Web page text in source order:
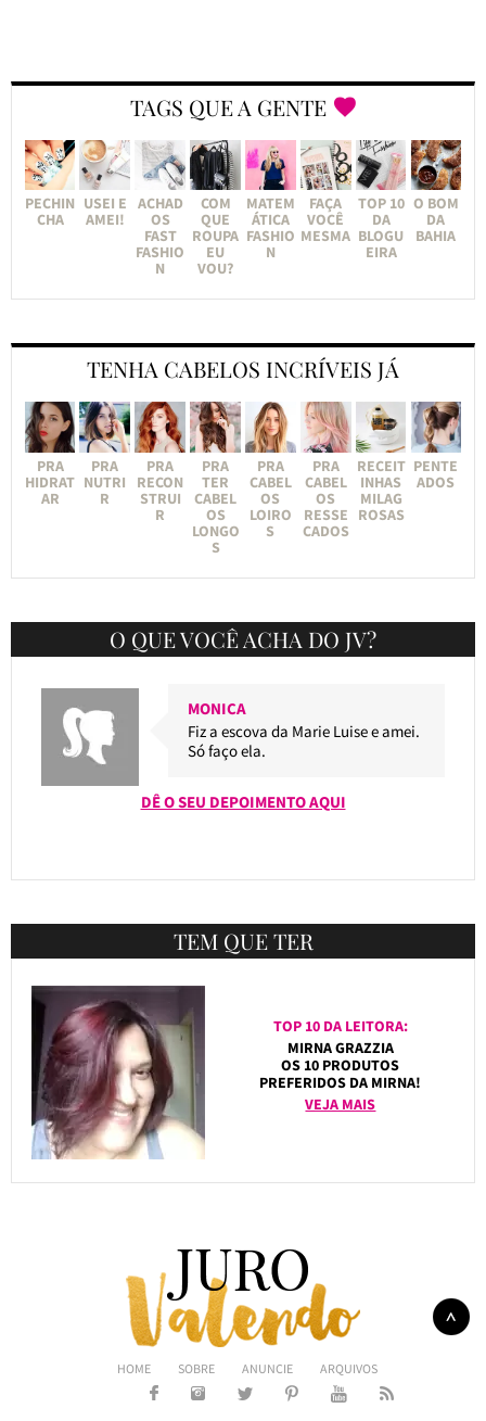
TAGS QUE A GENTE
PECHIN
CHA
USEI E
AMEI!
ACHAD
OS
FAST
FASHIO
N
COM
QUE
ROUPA
EU
VOU?
MATEM
ÁTICA
FASHIO
N
FAÇA
VOCÊ
MESMA
TOP 10
DA
BLOGU
EIRA
O BOM
DA
BAHIA
TENHA CABELOS INCRÍVEIS JÁ
PRA
HIDRAT
AR
PRA
NUTRI
R
PRA
RECON
STRUI
R
PRA
TER
CABEL
OS
LONGO
S
PRA
CABEL
OS
LOIRO
S
PRA
CABEL
OS
RESSE
CADOS
RECEIT
INHAS
MILAG
ROSAS
PENTE
ADOS
O QUE VOCÊ ACHA DO JV?
MONICA
Fiz a escova da Marie Luise e amei.
Só faço ela.
DÊ O SEU DEPOIMENTO AQUI
TEM QUE TER
TOP 10 DA LEITORA:
MIRNA GRAZZIA
OS 10 PRODUTOS
PREFERIDOS DA MIRNA!
VEJA MAIS
HOME SOBRE ANUNCIE ARQUIVOS